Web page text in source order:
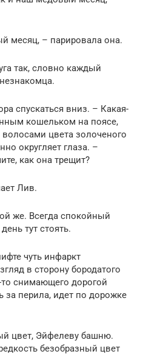
месяц, – парировала она.
так, словно каждый
спускаться вниз. – Какая-
кошельком на поясе,
цвета золоченого
округляет глаза. –
как она трещит?
Лив.
же. Всегда спокойный
тут стоять.
чуть инфаркт
в сторону бородатого
снимающего дорогой
за перила, идет по дорожке
цвет, Эйфелеву башню.
безобразный цвет